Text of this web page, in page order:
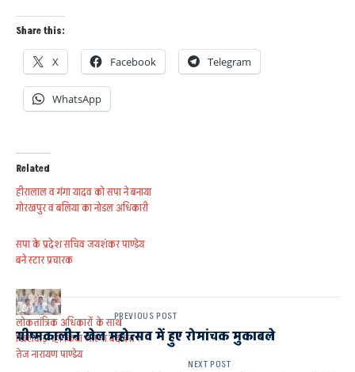
Share this:
X Facebook Telegram
WhatsApp
Related
हीरालाल व गंगा यादव को सपा ने बनाया
गोरखपुर व बलिया का नोडल अधिकारी
सपा के प्रदेश सचिव जयशंकर पाण्डेय
बने स्टार प्रचारक
लोकतांत्रिक अधिकारों के साथ
खिलवाड़ नहीं किया जाएगा बर्दाश्त :
तेज नारायण पाण्डेय
PREVIOUS POST
ग्रीष्मकालीन खेल महोत्सव में हुए रोमांचक मुकाबले
NEXT POST